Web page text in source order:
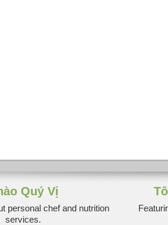
Quý Vị
personal chef and nutrition
services.